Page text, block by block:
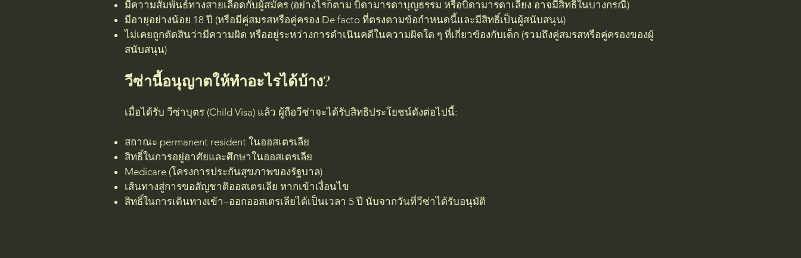
มีความสัมพันธ์ทางสายเลือดกับผู้สมัคร (อย่างไรก็ตาม บิดามารดาบุญธรรม หรือบิดามารดาเลี้ยง อาจมีสิทธิ์ในบางกรณี)
มีอายุอย่างน้อย 18 ปี (หรือมีคู่สมรสหรือคู่ครอง De facto ที่ตรงตามข้อกำหนดนี้และมีสิทธิ์เป็นผู้สนับสนุน)
ไม่เคยถูกตัดสินว่ามีความผิด หรืออยู่ระหว่างการดำเนินคดีในความผิดใด ๆ ที่เกี่ยวข้องกับเด็ก (รวมถึงคู่สมรสหรือคู่ครองของผู้
สนับสนุน)
วีซ่านี้อนุญาตให้ทำอะไรได้บ้าง?
เมื่อได้รับ วีซ่าบุตร (Child Visa) แล้ว ผู้ถือวีซ่าจะได้รับสิทธิประโยชน์ดังต่อไปนี้:
สถาณะ permanent resident ในออสเตรเลีย
สิทธิ์ในการอยู่อาศัยและศึกษาในออสเตรเลีย
Medicare (โครงการประกันสุขภาพของรัฐบาล)
เส้นทางสู่การขอสัญชาติออสเตรเลีย หากเข้าเงื่อนไข
สิทธิ์ในการเดินทางเข้า–ออกออสเตรเลียได้เป็นเวลา 5 ปี นับจากวันที่วีซ่าได้รับอนุมัติ